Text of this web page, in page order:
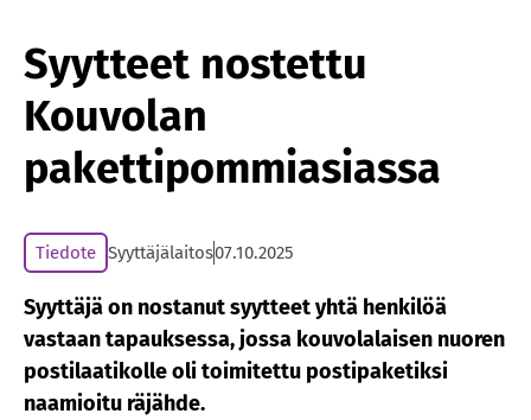
Syytteet nostettu
Kouvolan
pakettipommiasiassa
Tiedote Syyttäjälaitos07.10.2025
Syyttäjä on nostanut syytteet yhtä henkilöä
vastaan tapauksessa, jossa kouvolalaisen nuoren
postilaatikolle oli toimitettu postipaketiksi
naamioitu räjähde.